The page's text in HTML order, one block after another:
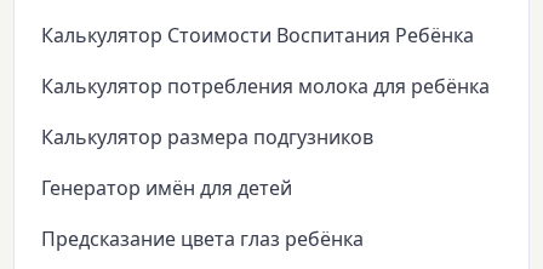
Калькулятор Стоимости Воспитания Ребёнка
Калькулятор потребления молока для ребёнка
Калькулятор размера подгузников
Генератор имён для детей
Предсказание цвета глаз ребёнка